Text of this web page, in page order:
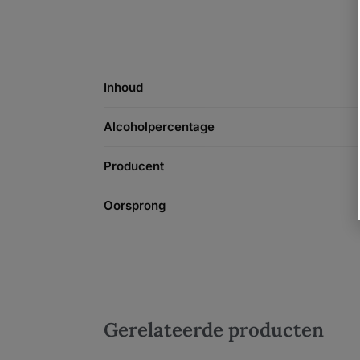
Inhoud
Alcoholpercentage
Producent
Oorsprong
Gerelateerde producten